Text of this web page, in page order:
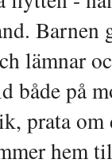
Barnen
lämnar
både på
prata
hem